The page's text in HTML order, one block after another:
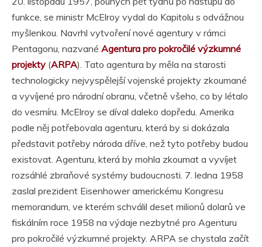
funkce, se ministr McElroy vydal do Kapitolu s odvážnou
myšlenkou. Navrhl vytvoření nové agentury v rámci
Pentagonu, nazvané Agentura pro pokročilé výzkumné
projekty (ARPA). Tato agentura by měla na starosti
technologicky nejvyspělejší vojenské projekty zkoumané
a vyvíjené pro národní obranu, včetně všeho, co by létalo
do vesmíru. McElroy se díval daleko dopředu. Amerika
podle něj potřebovala agenturu, která by si dokázala
představit potřeby národa dříve, než tyto potřeby budou
existovat. Agenturu, která by mohla zkoumat a vyvíjet
rozsáhlé zbraňové systémy budoucnosti. 7. ledna 1958
zaslal prezident Eisenhower americkému Kongresu
memorandum, ve kterém schválil deset milionů dolarů ve
fiskálním roce 1958 na výdaje nezbytné pro Agenturu
pro pokročilé výzkumné projekty. ARPA se chystala začít